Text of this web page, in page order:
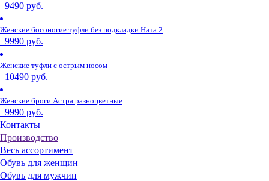
9490 руб.
Женские босоногие туфли без подкладки Ната 2
9990 руб.
Женские туфли с острым носом
10490 руб.
Женские броги Астра разноцветные
9990 руб.
Контакты
Производство
Весь ассортимент
Обувь для женщин
Обувь для мужчин